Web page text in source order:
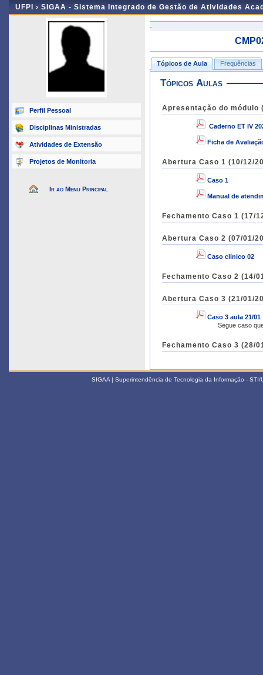
UFPI › SIGAA - Sistema Integrado de Gestão de Atividades
Perfil Pessoal
Disciplinas Ministradas
Atividades de Extensão
Projetos de Monitoria
Ir ao Menu Principal
-
Tópicos de Aula Frequências
Tópicos Aulas
Apresentação do módulo
Caderno ET IV
Ficha de
Abertura Caso 1 (10/12/
Caso 1
Manual de
Fechamento Caso 1 (17/
Abertura Caso 2 (07/01/
Caso clinico 02
Fechamento Caso 2 (14/
Abertura Caso 3 (21/01/
Caso 3 aula 21/01
Segue caso
Fechamento Caso 3 (28/
SIGAA | Superintendência de Tecnologia da Informação -